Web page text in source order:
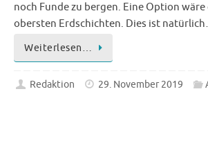
noch Funde zu bergen. Eine Option
obersten Erdschichten. Dies ist
Weiterlesen…
Redaktion 29. November 2019